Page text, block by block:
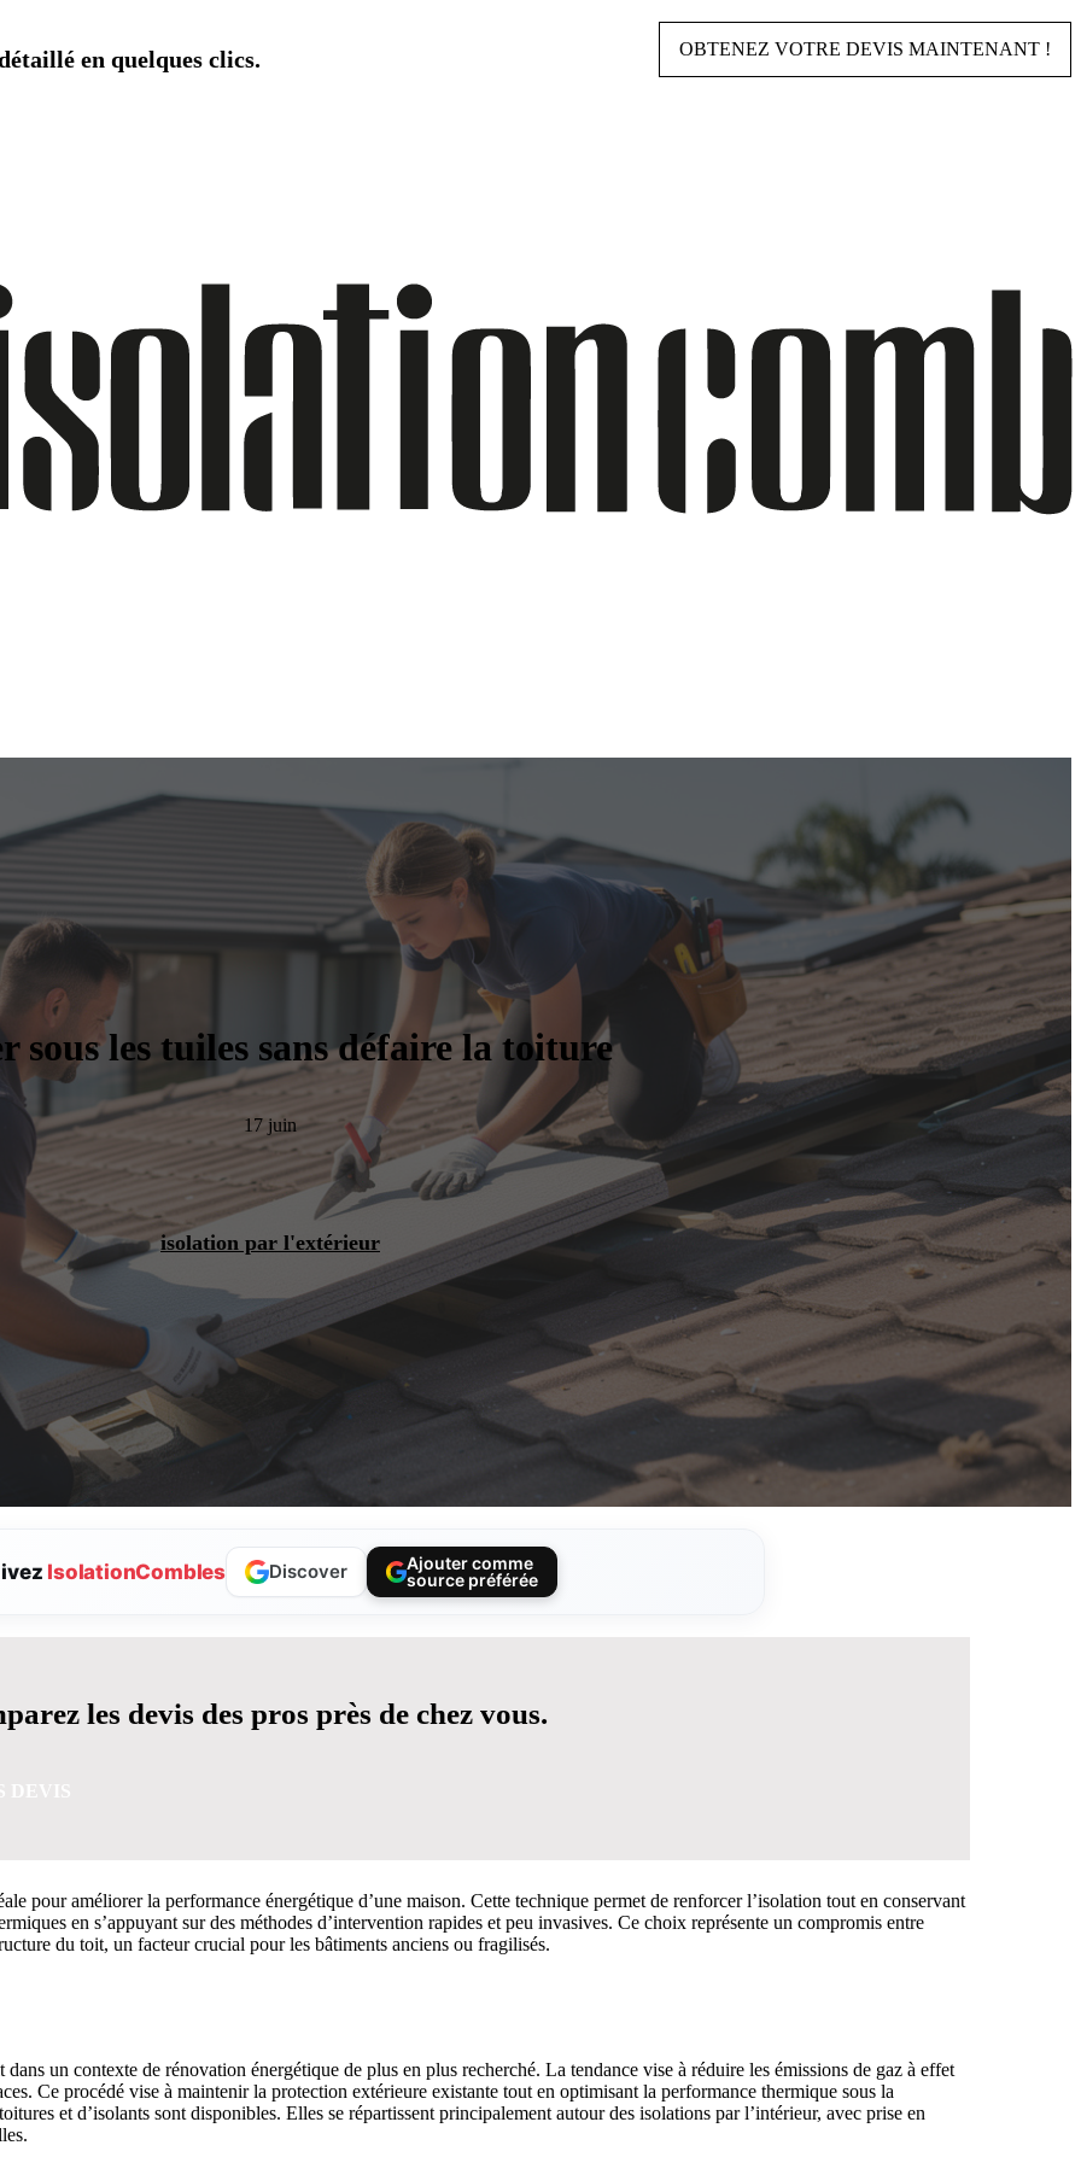
en quelques clics. OBTENEZ VOTRE DEVIS MAINTENANT !
sous les tuiles sans défaire la toiture
17 juin
isolation par l'extérieur
IsolationCombles Discover
Ajouter comme
source préférée
les devis des pros près de chez vous.
pour améliorer la performance énergétique d’une maison. Cette technique permet de renforcer l’isolation tout en conservant
en s’appuyant sur des méthodes d’intervention rapides et peu invasives. Ce choix représente un compromis entre
du toit, un facteur crucial pour les bâtiments anciens ou fragilisés.
un contexte de rénovation énergétique de plus en plus recherché. La tendance vise à réduire les émissions de gaz à effet
Ce procédé vise à maintenir la protection extérieure existante tout en optimisant la performance thermique sous la
et d’isolants sont disponibles. Elles se répartissent principalement autour des isolations par l’intérieur, avec prise en